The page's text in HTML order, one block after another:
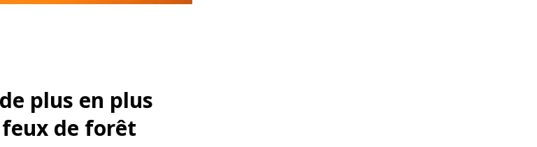
plus en plus
feux de forêt